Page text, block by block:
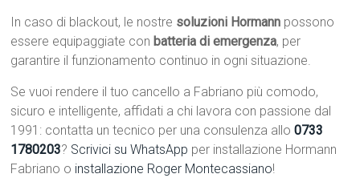
In caso di blackout, le nostre soluzioni Hormann possono
essere equipaggiate con batteria di emergenza, per
garantire il funzionamento continuo in ogni situazione.
Se vuoi rendere il tuo cancello a Fabriano più comodo,
sicuro e intelligente, affidati a chi lavora con passione dal
1991: contatta un tecnico per una consulenza allo0733
1780203? Scrivici su WhatsApp per installazione Hormann
Fabriano o installazione Roger Montecassiano!